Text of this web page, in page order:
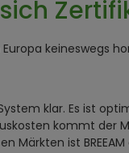
keineswegs
klar. Es ist
kommt der
Märkten ist